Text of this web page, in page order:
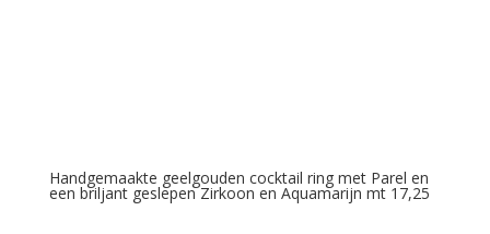
Handgemaakte geelgouden cocktail ring met Parel en
een briljant geslepen Zirkoon en Aquamarijn mt 17,25